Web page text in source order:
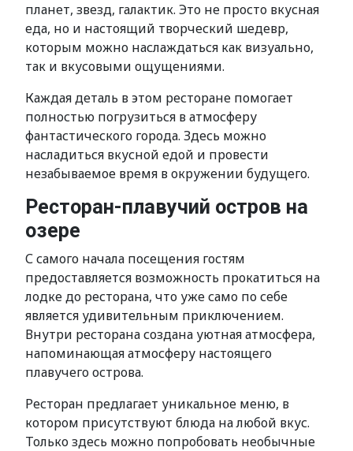
планет, звезд, галактик. Это не просто вкусная
еда, но и настоящий творческий шедевр,
которым можно наслаждаться как визуально,
так и вкусовыми ощущениями.
Каждая деталь в этом ресторане помогает
полностью погрузиться в атмосферу
фантастического города. Здесь можно
насладиться вкусной едой и провести
незабываемое время в окружении будущего.
Ресторан-плавучий остров на
озере
С самого начала посещения гостям
предоставляется возможность прокатиться на
лодке до ресторана, что уже само по себе
является удивительным приключением.
Внутри ресторана создана уютная атмосфера,
напоминающая атмосферу настоящего
плавучего острова.
Ресторан предлагает уникальное меню, в
котором присутствуют блюда на любой вкус.
Только здесь можно попробовать необычные